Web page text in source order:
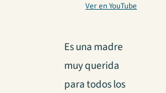
Ver en YouTube
Es una madre
muy querida
para todos los